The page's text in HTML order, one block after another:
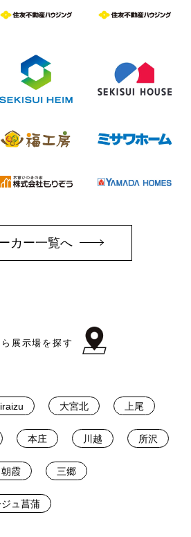
カー一覧へ
展示場を探す
大宮北 上尾
本庄 川越 所沢
霞 三郷
ュ菖蒲